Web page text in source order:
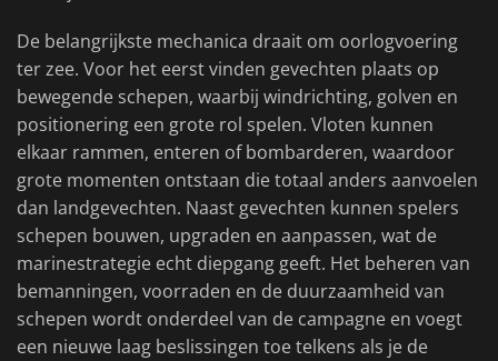
De belangrijkste mechanica draait om oorlogvoering
ter zee. Voor het eerst vinden gevechten plaats op
bewegende schepen, waarbij windrichting, golven en
positionering een grote rol spelen. Vloten kunnen
elkaar rammen, enteren of bombarderen, waardoor
grote momenten ontstaan die totaal anders aanvoelen
dan landgevechten. Naast gevechten kunnen spelers
schepen bouwen, upgraden en aanpassen, wat de
marinestrategie echt diepgang geeft. Het beheren van
bemanningen, voorraden en de duurzaamheid van
schepen wordt onderdeel van de campagne en voegt
een nieuwe laag beslissingen toe telkens als je de